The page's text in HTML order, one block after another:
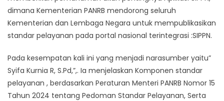
dimana Kementerian PANRB mendorong seluruh
Kementerian dan Lembaga Negara untuk mempublikasikan
standar pelayanan pada portal nasional terintegrasi :SIPPN.
Pada kesempatan kali ini yang menjadi narasumber yaitu”
Syifa Kurnia R, S.Pd,”,. Ia menjelaskan Komponen standar
pelayanan , berdasarkan Peraturan Menteri PANRB Nomor 15
Tahun 2024 tentang Pedoman Standar Pelayanan, Serta